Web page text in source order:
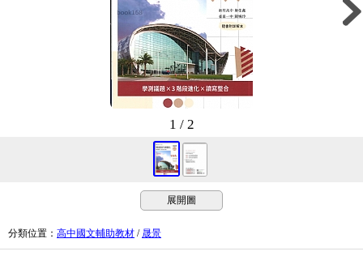
1 / 2
展開圖
分類位置 ： 高中國文輔助教材 / 晟景